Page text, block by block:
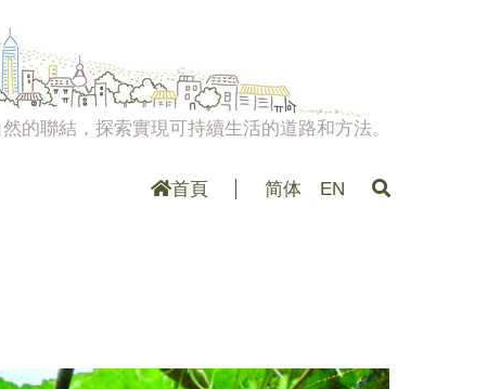
的聯結，探索實現可持續生活的道路和方法。
首頁 简体 EN